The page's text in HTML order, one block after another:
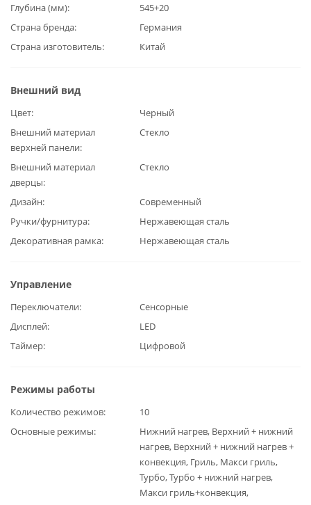
Глубина (мм)
545+20
Страна бренда
Германия
Страна изготовитель
Китай
Внешний вид
Цвет
Черный
Внешний материал
верхней панели
Стекло
Внешний материал
дверцы
Стекло
Дизайн
Современный
Ручки/фурнитура
Нержавеющая сталь
Декоративная рамка
Нержавеющая сталь
Управление
Переключатели
Сенсорные
Дисплей
LED
Таймер
Цифровой
Режимы работы
Количество режимов
10
Основные режимы
Нижний нагрев, Верхний + нижний
нагрев, Верхний + нижний нагрев +
конвекция, Гриль, Макси гриль,
Турбо, Турбо + нижний нагрев,
Макси гриль+конвекция,